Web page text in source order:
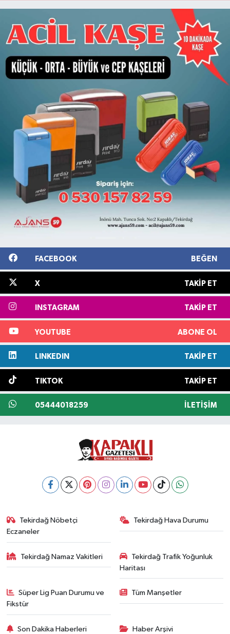
FACEBOOK BEĞEN
X TAKIP ET
INSTAGRAM TAKIP ET
YOUTUBE ABONE OL
LINKEDIN TAKIP ET
TIKTOK TAKIP ET
05444018259 İLETIŞIM
Tekirdağ Nöbetçi
Eczaneler
Tekirdağ Hava Durumu
Tekirdağ Namaz Vakitleri
Tekirdağ Trafik Yoğunluk
Haritası
Süper Lig Puan Durumu ve
Fikstür
Tüm Manşetler
Son Dakika Haberleri Haber Arşivi